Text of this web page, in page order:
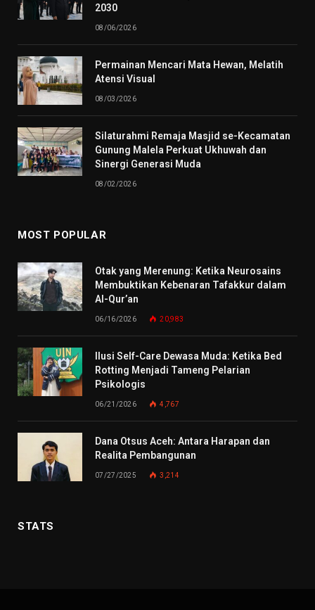
2030
08/06/2026
Permainan Mencari Mata Hewan, Melatih
Atensi Visual
08/03/2026
Silaturahmi Remaja Masjid se-Kecamatan
Gunung Malela Perkuat Ukhuwah dan
Sinergi Generasi Muda
08/02/2026
MOST POPULAR
Otak yang Merenung: Ketika Neurosains
Membuktikan Kebenaran Tafakkur dalam
Al-Qur’an
06/16/2026 20,983
Ilusi Self-Care Dewasa Muda: Ketika Bed
Rotting Menjadi Tameng Pelarian
Psikologis
06/21/2026 4,767
Dana Otsus Aceh: Antara Harapan dan
Realita Pembangunan
07/27/2025 3,214
STATS